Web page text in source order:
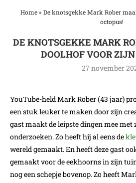
Home» De knotsgekke Mark Rober
octopus!
DE KNOTSGEKKE MARK
DOOLHOF VOOR
27 november
YouTube-held Mark Rober (43 jaar)
een stuk leuker te maken door zijn
gast maakt de leipste dingen mee met
onderzoeken. Zo heeft hij al eens de
wereld gemaakt. En heeft deze gast
gemaakt voor de eekhoorns in zijn
nog een schepje bovenop. Zo heeft